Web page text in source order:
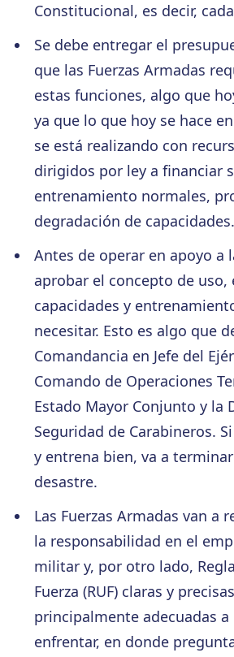
Constitucional, es decir,
Se debe entregar el
que las Fuerzas Armadas
estas funciones, algo que
ya que lo que hoy se hace
se está realizando con
dirigidos por ley a financiar
entrenamiento normales,
degradación de capacidades.
Antes de operar en apoyo a
aprobar el concepto de uso,
capacidades y
necesitar. Esto es algo que
Comandancia en Jefe del
Comando de Operaciones
Estado Mayor Conjunto y la
Seguridad de Carabineros.
y entrena bien, va a
desastre.
Las Fuerzas Armadas van a
la responsabilidad en el
militar y, por otro lado,
Fuerza (RUF) claras y
principalmente adecuadas a
enfrentar, en donde